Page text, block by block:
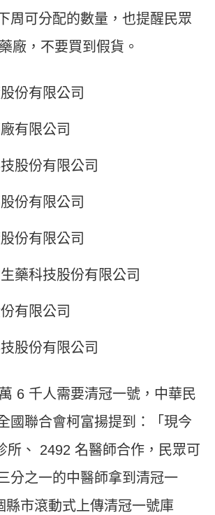
周可分配的數量，也提醒民眾
廠，不要買到假貨。
份有限公司
有限公司
股份有限公司
份有限公司
份有限公司
藥科技股份有限公司
有限公司
股份有限公司
6 千人需要清冠一號，中華民
國聯合會柯富揚提到：「現今
所、 2492 名醫師合作，民眾可
分之一的中醫師拿到清冠一
縣市滾動式上傳清冠一號庫